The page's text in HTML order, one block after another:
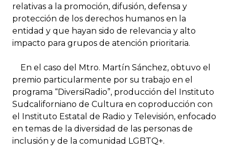
relativas a la promoción, difusión, defensa y
protección de los derechos humanos en la
entidad y que hayan sido de relevancia y alto
impacto para grupos de atención prioritaria.
En el caso del Mtro. Martín Sánchez, obtuvo el
premio particularmente por su trabajo en el
programa “DiversiRadio”, producción del Instituto
Sudcaliforniano de Cultura en coproducción con
el Instituto Estatal de Radio y Televisión, enfocado
en temas de la diversidad de las personas de
inclusión y de la comunidad LGBTQ+.